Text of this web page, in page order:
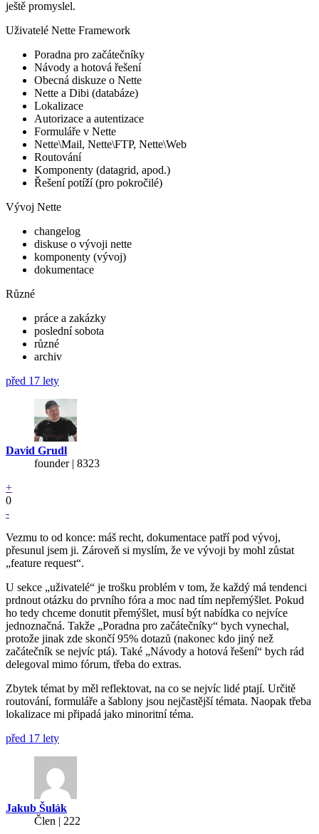
ještě promyslel.
Uživatelé Nette Framework
Poradna pro začátečníky
Návody a hotová řešení
Obecná diskuze o Nette
Nette a Dibi (databáze)
Lokalizace
Autorizace a autentizace
Formuláře v Nette
Nette\Mail, Nette\FTP, Nette\Web
Routování
Komponenty (datagrid, apod.)
Řešení potíží (pro pokročilé)
Vývoj Nette
changelog
diskuse o vývoji nette
komponenty (vývoj)
dokumentace
Různé
práce a zakázky
poslední sobota
různé
archiv
před 17 lety
David Grudl
founder | 8323
+
0
-
Vezmu to od konce: máš recht, dokumentace patří pod vývoj,
přesunul jsem ji. Zároveň si myslím, že ve vývoji by mohl zůstat
„feature request“.
U sekce „uživatelé“ je trošku problém v tom, že každý má tendenci
prdnout otázku do prvního fóra a moc nad tím nepřemýšlet. Pokud
ho tedy chceme donutit přemýšlet, musí být nabídka co nejvíce
jednoznačná. Takže „Poradna pro začátečníky“ bych vynechal,
protože jinak zde skončí 95% dotazů (nakonec kdo jiný než
začátečník se nejvíc ptá). Také „Návody a hotová řešení“ bych rád
delegoval mimo fórum, třeba do extras.
Zbytek témat by měl reflektovat, na co se nejvíc lidé ptají. Určitě
routování, formuláře a šablony jsou nejčastější témata. Naopak třeba
lokalizace mi připadá jako minoritní téma.
před 17 lety
Jakub Šulák
Člen | 222